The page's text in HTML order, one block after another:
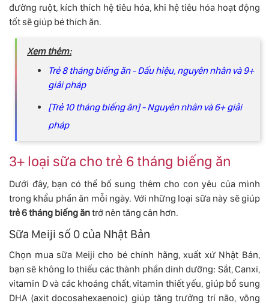
đường ruột, kích thích hệ tiêu hóa, khi hệ tiêu hóa hoạt động
tốt sẽ giúp bé thích ăn.
Xem thêm:
Trẻ 8 tháng biếng ăn - Dấu hiệu, nguyên nhân và 9+
giải pháp
[Trẻ 10 tháng biếng ăn] - Nguyên nhân và 6+ giải
pháp
3+ loại sữa cho trẻ 6 tháng biếng ăn
Dưới đây, bạn có thể bố sung thêm cho con yêu của mình
trong khẩu phần ăn mỗi ngày. Với những loại sữa này sẽ giúp
trẻ 6 tháng biếng ăntrở nên tăng cân hơn.
Sữa Meiji số 0 của Nhật Bản
Chọn mua sữa Meiji cho bé chính hãng, xuất xứ Nhật Bản,
bạn sẽ không lo thiếu các thành phần dinh dưỡng: Sắt, Canxi,
vitamin D và các khoáng chất, vitamin thiết yếu, giúp bổ sung
DHA (axit docosahexaenoic) giúp tăng trưởng trí não, võng